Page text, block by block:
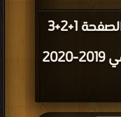
الصف السادس تصميم حل الصفحة 1+2+3
للفصل الأول من العام الدراسي 2019-2020